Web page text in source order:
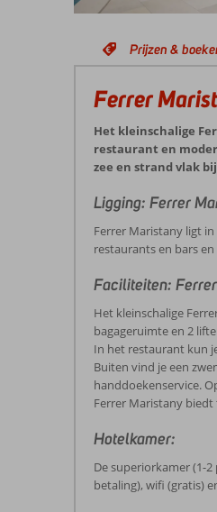
Prijzen &
Ferrer
Het kleinschalige
restaurant en
zee en strand vlak
Ligging: Ferrer
Ferrer Maristany ligt
restaurants en bars
Faciliteiten:
Het kleinschalige
bagageruimte en 2
In het restaurant kun
Buiten vind je een
handdoekenservice.
Ferrer Maristany
Hotelkamer:
De superiorkamer (1-
betaling), wifi (gratis)